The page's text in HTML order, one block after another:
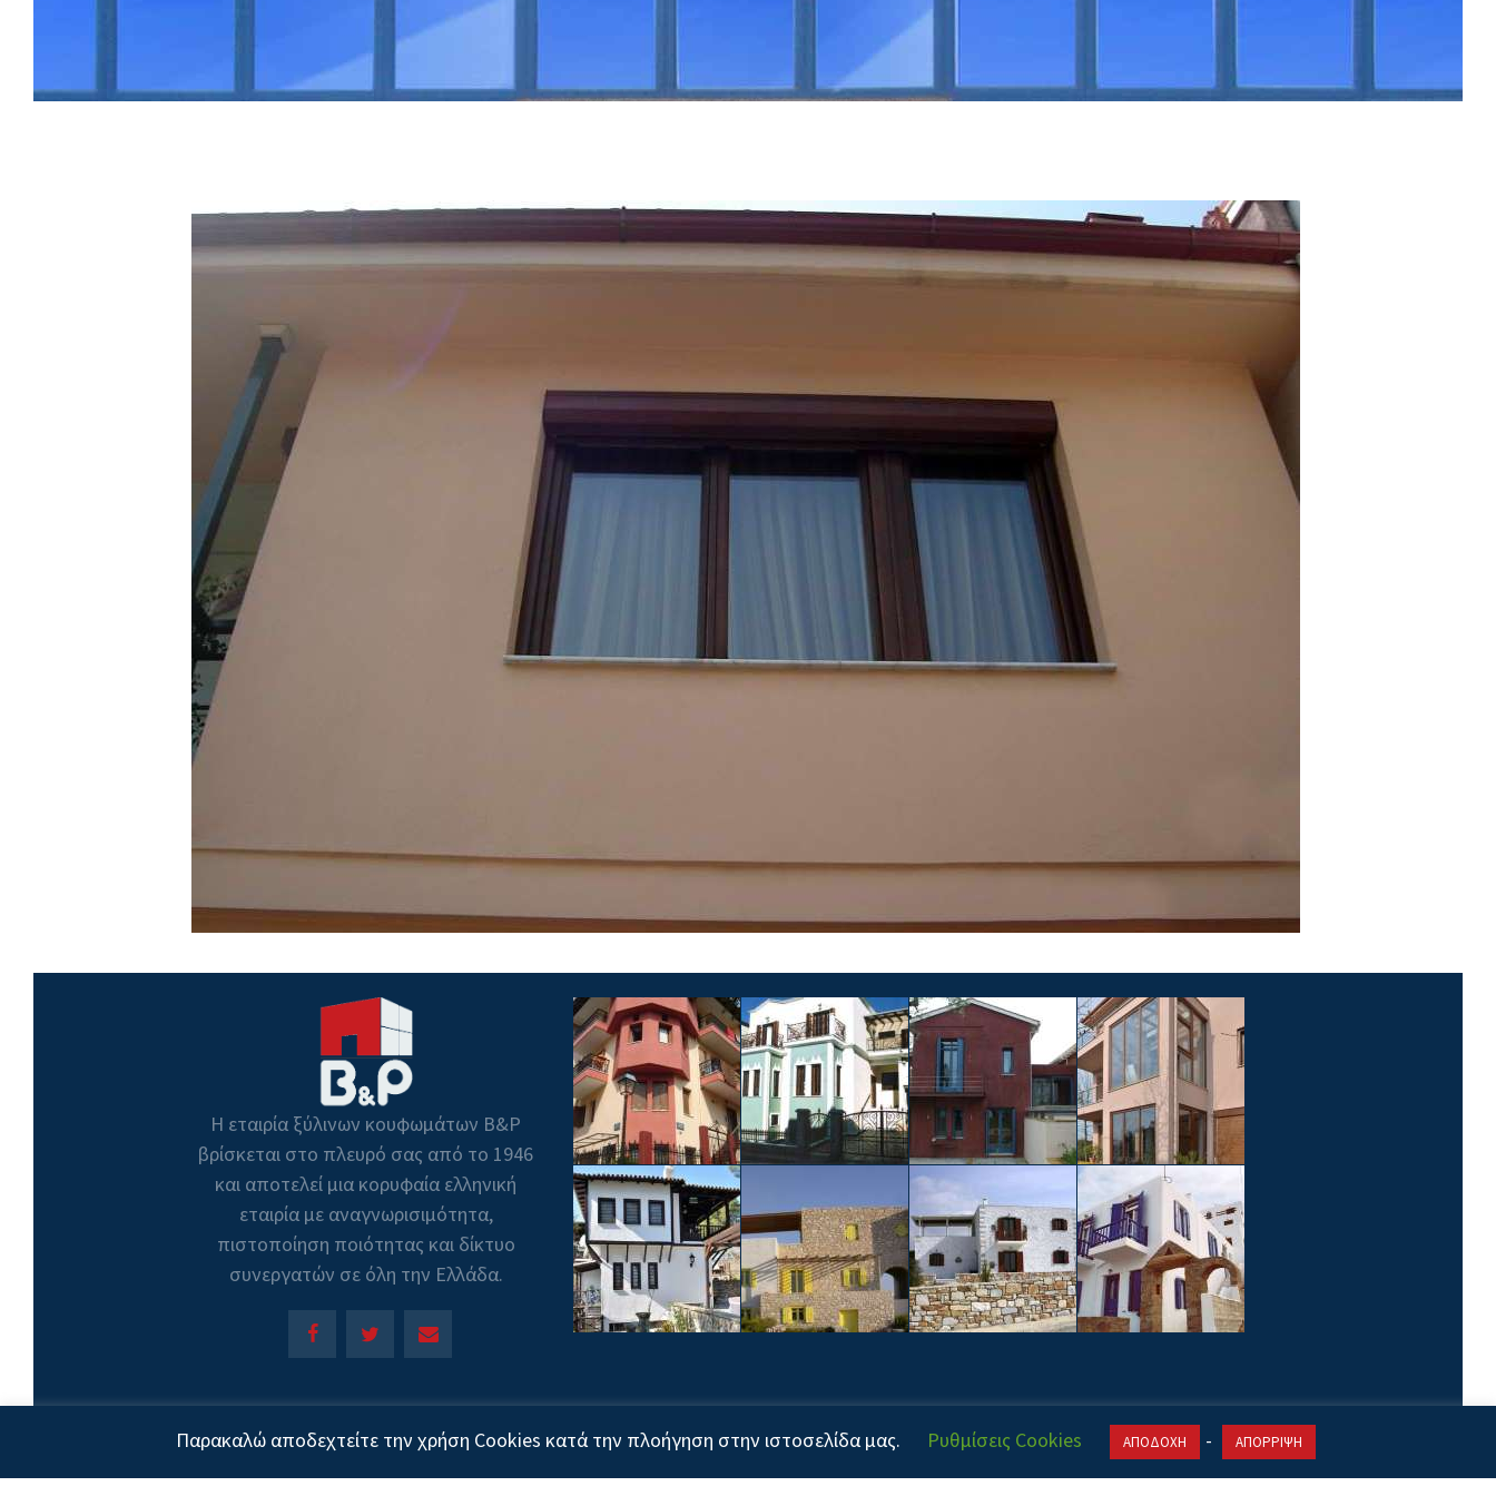
ΠΙΣΤΟΠΟΙΉΣΕΙΣ
Η εταιρία ξύλινων κουφωμάτων Β&P
βρίσκεται στο πλευρό σας από το 1946
και αποτελεί μια κορυφαία ελληνική
εταιρία με αναγνωρισιμότητα,
πιστοποίηση ποιότητας και δίκτυο
συνεργατών σε όλη την Ελλάδα.
Copyright © 2020! All Rights Reserved. Powered by
Παρακαλώ αποδεχτείτε την χρήση Cookies κατά την πλοήγηση στην ιστοσελίδα μας. Ρυθμίσεις Cookies ΑΠΟΔΟΧΗ - ΑΠΟΡΡΙΨΗ